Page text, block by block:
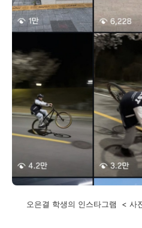
오은결 학생의 인스타그램 <